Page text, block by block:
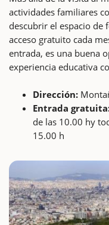
actividades familiares
descubrir el espacio de
acceso gratuito cada
entrada, es una buena
experiencia educativa
Dirección:
Entrada
de las 10.00 hy
15.00 h